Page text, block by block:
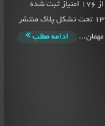
مجموعه خط سوم از بامداد و یارامیانگین امتیاز 9.7 از 176 امتیاز ثبت شده
مجموعه خط سوم از بامداد و یارا در سوم تیرماه 1394 تحت تشکل پلاک منتشر
ادامه مطلب